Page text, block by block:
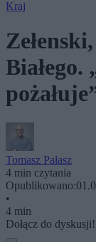
Kraj
Tomasz Pałasz
4 min czytania
Opublikowano:
•
4 min
Dołącz do dyskusji!